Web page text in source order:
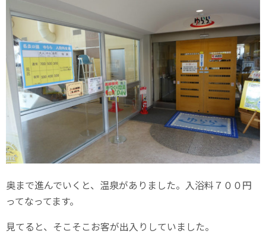
奥まで進んでいくと、温泉がありました。入浴料７００円
ってなってます。
見てると、そこそこお客が出入りしていました。